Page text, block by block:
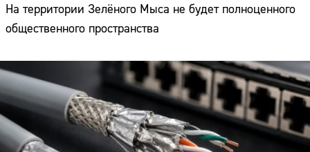
На территории Зелёного Мыса не будет полноценного
общественного пространства